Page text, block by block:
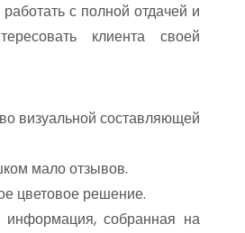
с полной отдачей и
клиента своей
визуальной составляющей
мало отзывов.
цветовое решение.
информация, собранная на